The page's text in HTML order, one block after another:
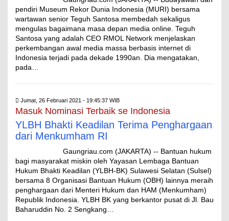
pendiri Museum Rekor Dunia Indonesia (MURI) bersama
wartawan senior Teguh Santosa membedah sekaligus
mengulas bagaimana masa depan media online. Teguh
Santosa yang adalah CEO RMOL Network menjelaskan
perkembangan awal media massa berbasis internet di
Indonesia terjadi pada dekade 1990an. Dia mengatakan,
pada…
Jumat, 26 Februari 2021 - 19:45:37 WIB
Masuk Nominasi Terbaik se Indonesia
YLBH Bhakti Keadilan Terima Penghargaan
dari Menkumham RI
Gaungriau.com (JAKARTA) -- Bantuan hukum
bagi masyarakat miskin oleh Yayasan Lembaga Bantuan
Hukum Bhakti Keadilan (YLBH-BK) Sulawesi Selatan (Sulsel)
bersama 8 Organisasi Bantuan Hukum (OBH) lainnya meraih
penghargaan dari Menteri Hukum dan HAM (Menkumham)
Republik Indonesia. YLBH BK yang berkantor pusat di Jl. Bau
Baharuddin No. 2 Sengkang…